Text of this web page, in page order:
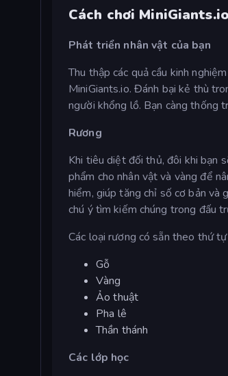
Cách chơi MiniGiants.io
Phát triển nhân vật của bạn
Thu thập các quả cầu kinh
MiniGiants.io. Đánh bại kẻ thù
người khổng lồ. Bạn càng thống
Rương
Khi tiêu diệt đối thủ, đôi khi bạn
phẩm cho nhân vật và vàng để
hiểm, giúp tăng chỉ số cơ bản và
chú ý tìm kiếm chúng trong đấu
Các loại rương có sẵn theo thứ
Gỗ
Vàng
Ảo thuật
Pha lê
Thần thánh
Các lớp học